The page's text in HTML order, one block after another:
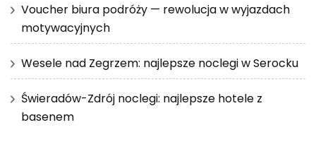
Voucher biura podróży — rewolucja w wyjazdach
motywacyjnych
Wesele nad Zegrzem: najlepsze noclegi w Serocku
Świeradów-Zdrój noclegi: najlepsze hotele z
basenem